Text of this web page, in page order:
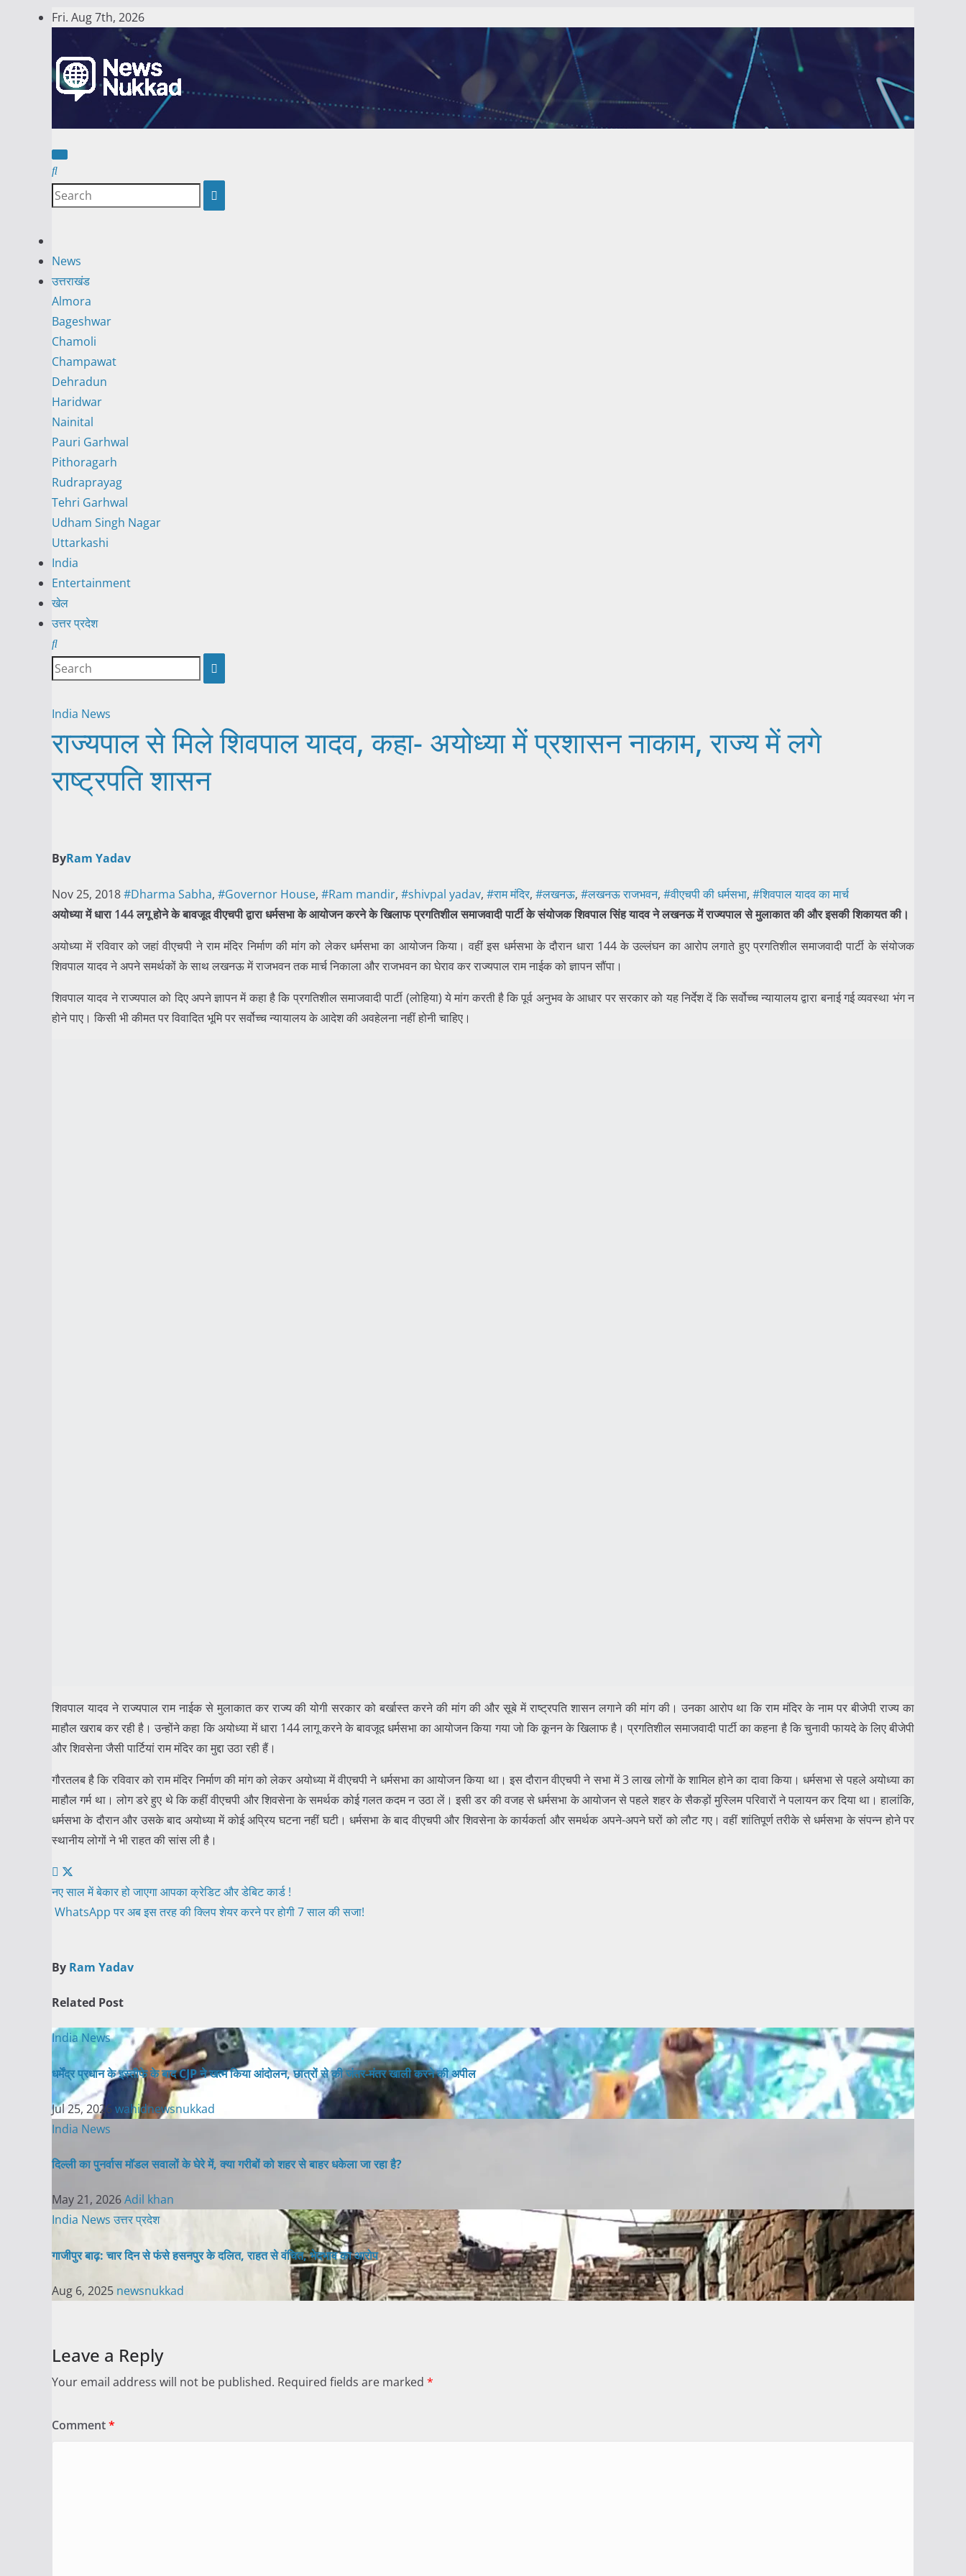
Skip
content
Fri. Aug 7th, 2026
News
उत्तराखंड
Almora
Bageshwar
Chamoli
Champawat
Dehradun
Haridwar
Nainital
Pauri Garhwal
Pithoragarh
Rudraprayag
Tehri Garhwal
Udham Singh Nagar
Uttarkashi
India
Entertainment
खेल
उत्तर प्रदेश
India News
राज्यपाल से मिले शिवपाल यादव, कहा- अयोध्या में प्रशासन नाकाम, राज्य में लगे
राष्ट्रपति शासन
ByRam Yadav
Nov 25, 2018#Dharma Sabha, #Governor House, #Ram mandir, #shivpal yadav, #राम मंदिर, #लखनऊ, #लखनऊ राजभवन, #वीएचपी की धर्मसभा, #शिवपाल यादव का मार्च
अयोध्या में धारा 144 लगू होने के बावजूद वीएचपी द्वारा धर्मसभा के आयोजन करने के खिलाफ प्रगतिशील समाजवादी पार्टी के संयोजक शिवपाल सिंह यादव ने लखनऊ में राज्यपाल से मुलाकात की और इसकी शिकायत की।
अयोध्या में रविवार को जहां वीएचपी ने राम मंदिर निर्माण की मांग को लेकर धर्मसभा का आयोजन किया। वहीं इस धर्मसभा के दौरान धारा 144 के उल्लंघन का आरोप लगाते हुए प्रगतिशील समाजवादी पार्टी के संयोजक
शिवपाल यादव ने अपने समर्थकों के साथ लखनऊ में राजभवन तक मार्च निकाला और राजभवन का घेराव कर राज्यपाल राम नाईक को ज्ञापन सौंपा।
शिवपाल यादव ने राज्यपाल को दिए अपने ज्ञापन में कहा है कि प्रगतिशील समाजवादी पार्टी (लोहिया) ये मांग करती है कि पूर्व अनुभव के आधार पर सरकार को यह निर्देश दें कि सर्वोच्च न्यायालय द्वारा बनाई गई व्यवस्था भंग न
होने पाए। किसी भी कीमत पर विवादित भूमि पर सर्वोच्च न्यायालय के आदेश की अवहेलना नहीं होनी चाहिए।
शिवपाल यादव ने राज्यपाल राम नाईक से मुलाकात कर राज्य की योगी सरकार को बर्खास्त करने की मांग की और सूबे में राष्ट्रपति शासन लगाने की मांग की। उनका आरोप था कि राम मंदिर के नाम पर बीजेपी राज्य का
माहौल खराब कर रही है। उन्होंने कहा कि अयोध्या में धारा 144 लागू करने के बावजूद धर्मसभा का आयोजन किया गया जो कि कूनन के खिलाफ है। प्रगतिशील समाजवादी पार्टी का कहना है कि चुनावी फायदे के लिए बीजेपी
और शिवसेना जैसी पार्टियां राम मंदिर का मुद्दा उठा रही हैं।
गौरतलब है कि रविवार को राम मंदिर निर्माण की मांग को लेकर अयोध्या में वीएचपी ने धर्मसभा का आयोजन किया था। इस दौरान वीएचपी ने सभा में 3 लाख लोगों के शामिल होने का दावा किया। धर्मसभा से पहले अयोध्या का
माहौल गर्म था। लोग डरे हुए थे कि कहीं वीएचपी और शिवसेना के समर्थक कोई गलत कदम न उठा लें। इसी डर की वजह से धर्मसभा के आयोजन से पहले शहर के सैकड़ों मुस्लिम परिवारों ने पलायन कर दिया था। हालांकि,
धर्मसभा के दौरान और उसके बाद अयोध्या में कोई अप्रिय घटना नहीं घटी। धर्मसभा के बाद वीएचपी और शिवसेना के कार्यकर्ता और समर्थक अपने-अपने घरों को लौट गए। वहीं शांतिपूर्ण तरीके से धर्मसभा के संपन्न होने पर
स्थानीय लोगों ने भी राहत की सांस ली है।
Post
navigation
नए साल में बेकार हो जाएगा आपका क्रेडिट और डेबिट कार्ड !
WhatsApp पर अब इस तरह की क्लिप शेयर करने पर होगी 7 साल की सजा!
By Ram Yadav
Related Post
India News
धर्मेंद्र प्रधान के इस्तीफे के बाद CJP ने खत्म किया आंदोलन, छात्रों से की जंतर-मंतर खाली करने की अपील
Jul 25, 2026 wahidnewsnukkad
India News
दिल्ली का पुनर्वास मॉडल सवालों के घेरे में, क्या गरीबों को शहर से बाहर धकेला जा रहा है?
May 21, 2026Adil khan
India Newsउत्तर प्रदेश
गाजीपुर बाढ़: चार दिन से फंसे हसनपुर के दलित, राहत से वंचित, भेदभाव का आरोप
Aug 6, 2025 newsnukkad
Leave a Reply
Your email address will not be published. Required fields are marked *
Comment*